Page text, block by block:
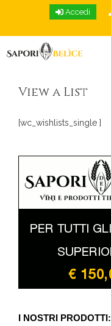
Accedi
View a List
[wc_wishlists_single ]
I NOSTRI PRODOTTI: